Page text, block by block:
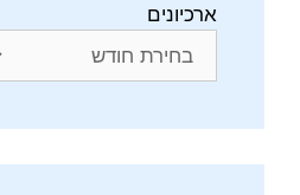
ארכיונים